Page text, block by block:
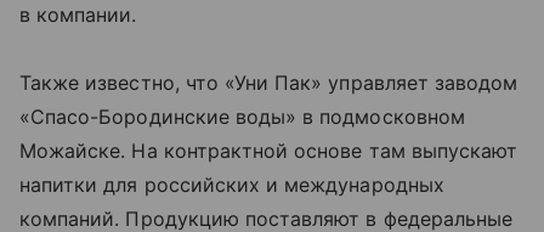
в компании.
Также известно, что «Уни Пак» управляет заводом
«Спасо-Бородинские воды» в подмосковном
Можайске. На контрактной основе там выпускают
напитки для российских и международных
компаний. Продукцию поставляют в федеральные